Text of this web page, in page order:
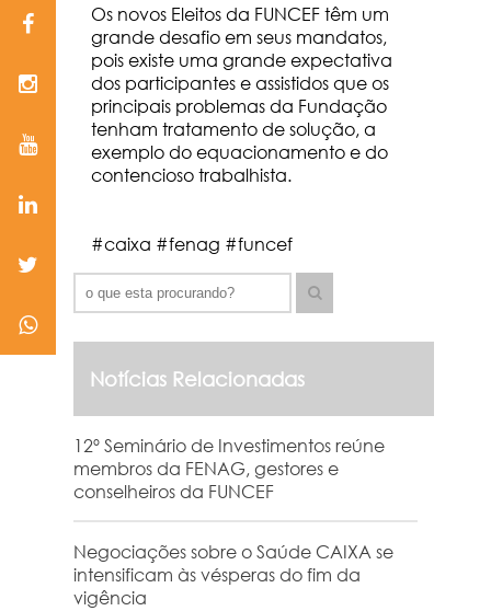
Os novos Eleitos da FUNCEF têm um
grande desafio em seus mandatos,
pois existe uma grande expectativa
dos participantes e assistidos que os
principais problemas da Fundação
tenham tratamento de solução, a
exemplo do equacionamento e do
contencioso trabalhista.
#caixa #fenag #funcef
Notícias Relacionadas
12º Seminário de Investimentos reúne
membros da FENAG, gestores e
conselheiros da FUNCEF
Negociações sobre o Saúde CAIXA se
intensificam às vésperas do fim da
vigência